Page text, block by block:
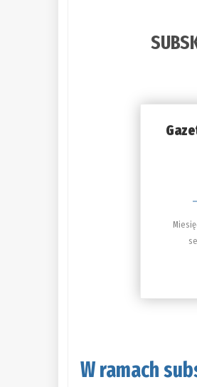
W ramach